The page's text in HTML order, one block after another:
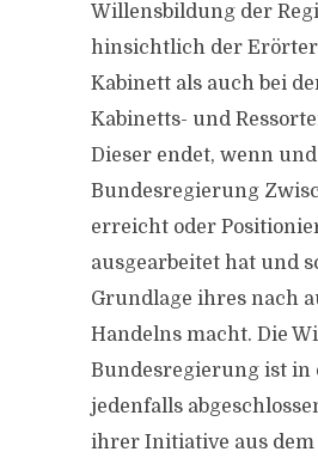
Willensbildung der
hinsichtlich der
Kabinett als auch bei
Kabinetts- und
Dieser endet, wenn
Bundesregierung
erreicht oder
ausgearbeitet hat und
Grundlage ihres nach
Handelns macht. Die
Bundesregierung ist in
jedenfalls
ihrer Initiative aus dem